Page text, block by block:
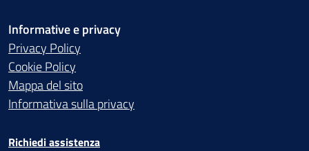
Informative e privacy
Privacy Policy
Cookie Policy
Mappa del sito
Informativa sulla privacy
Richiedi assistenza